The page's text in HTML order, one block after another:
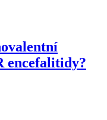
encefalitidy?